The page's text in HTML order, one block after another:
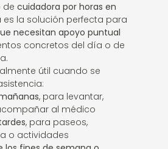
de cuidadora por horas en
es la solución perfecta para
necesitan apoyo puntual
concretos del día o de
útil cuando se
, para levantar,
al médico
, para paseos,
o actividades